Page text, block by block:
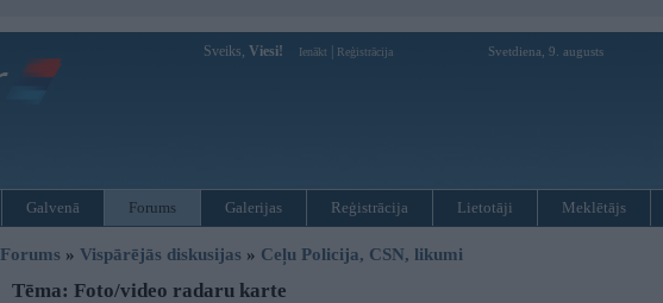
Sveiks, Viesi! Ienākt Reģistrācija Svetdiena, 9. augusts
Galvenā Forums Galerijas Reģistrācija Lietotāji Meklētājs
Forums » Vispārējās diskusijas » Ceļu Policija, CSN, likumi
Tēma: Foto/video radaru karte